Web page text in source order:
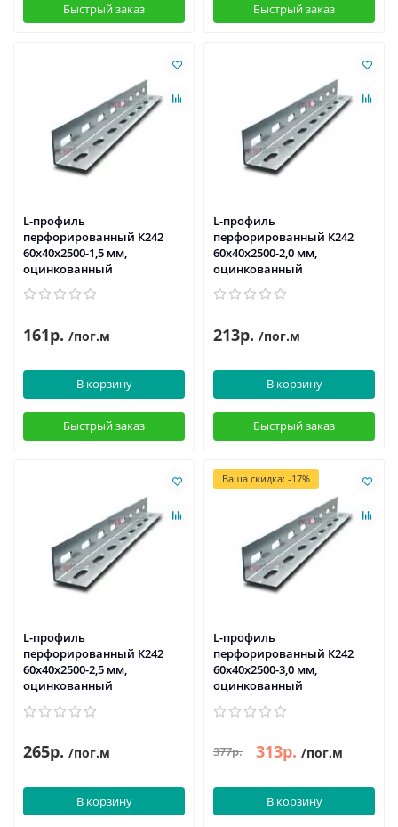
Быстрый заказ Быстрый заказ
L-профиль
перфорированный К242
60x40x2500-1,5 мм,
оцинкованный
161р. /пог.м
В корзину
Быстрый заказ
L-профиль
перфорированный К242
60x40x2500-2,0 мм,
оцинкованный
213р. /пог.м
В корзину
Быстрый заказ
L-профиль
перфорированный К242
60x40x2500-2,5 мм,
оцинкованный
265р. /пог.м
В корзину
Ваша скидка: -17%
L-профиль
перфорированный К242
60x40x2500-3,0 мм,
оцинкованный
377р. 313р. /пог.м
В корзину